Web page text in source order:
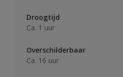
Droogtijd
Ca. 1 uur
Overschilderbaar
Ca. 16 uur